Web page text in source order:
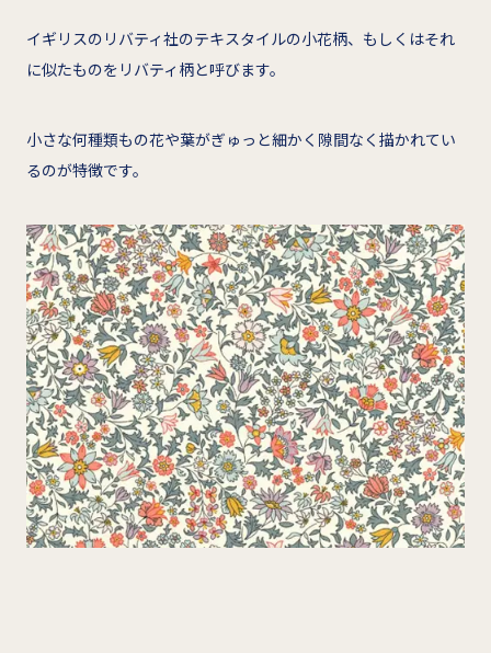
イギリスのリバティ社のテキスタイルの小花柄、もしくはそれ
に似たものをリバティ柄と呼びます。
小さな何種類もの花や葉がぎゅっと細かく隙間なく描かれてい
るのが特徴です。